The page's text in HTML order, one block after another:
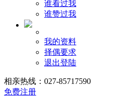
谁看过我
谁赞过我
我的资料
择偶要求
退出登陆
相亲热线：027-85717590
免费注册